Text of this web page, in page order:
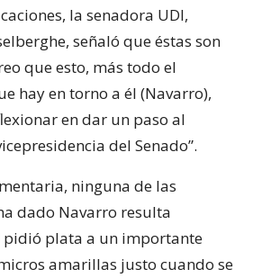
la senadora UDI,
señaló que éstas son
que esto, más todo el
hay en torno a él (Navarro),
en dar un paso al
del Senado”.
ninguna de las
dado Navarro resulta
pidió plata a un importante
amarillas justo cuando se